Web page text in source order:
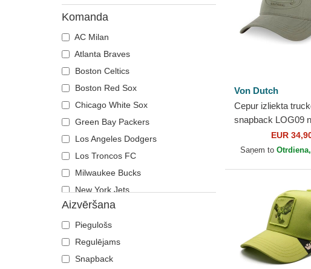
Komanda
AC Milan
Atlanta Braves
Boston Celtics
Boston Red Sox
Chicago White Sox
Green Bay Packers
Los Angeles Dodgers
Los Troncos FC
Milwaukee Bucks
New York Jets
New York Yankees
Oakland Athletics
Philadelphia Eagles
Philadelphia Phillies
Aizvēršana
Piegulošs
Regulējams
Snapback
Von Dutch
Cepur izliekta
snapback LOG09
EUR
Saņem to